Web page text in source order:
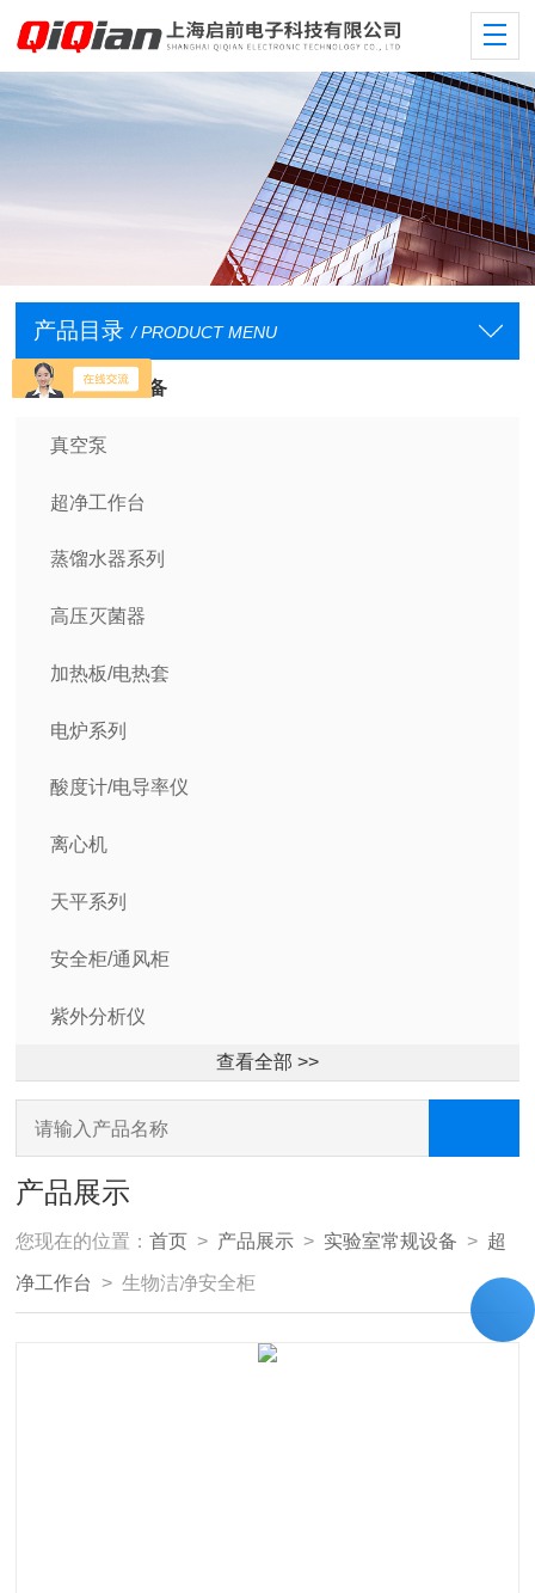
产品目录 / PRODUCT MENU
实验室常规设备
真空泵
超净工作台
蒸馏水器系列
高压灭菌器
加热板/电热套
电炉系列
酸度计/电导率仪
离心机
天平系列
安全柜/通风柜
紫外分析仪
查看全部 >>
产品展示
您现在的位置：首页 > 产品展示 > 实验室常规设备 > 超
净工作台 > 生物洁净安全柜